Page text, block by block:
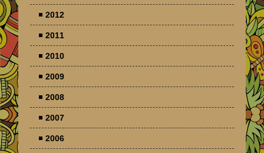
2012
2011
2010
2009
2008
2007
2006